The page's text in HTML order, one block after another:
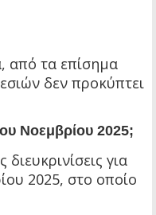
από τα επίσημα
δεν προκύπτει
Νοεμβρίου 2025;
για
2025, στο οποίο